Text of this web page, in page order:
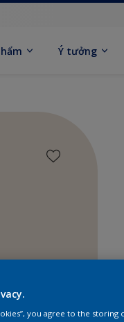
Ý tưởng
you agree to the